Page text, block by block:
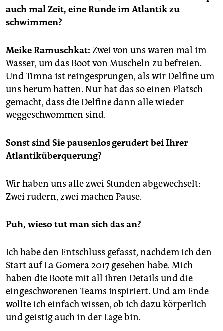
genossenschaft
epaper login
auch mal Zeit, eine Runde im Atlantik zu
schwimmen?
Meike Ramuschkat: Zwei von uns waren mal im
Wasser, um das Boot von Muscheln zu befreien.
Und Timna ist reingesprungen, als wir Delfine um
uns herum hatten. Nur hat das so einen Platsch
gemacht, dass die Delfine dann alle wieder
weggeschwommen sind.
Sonst sind Sie pausenlos gerudert bei Ihrer
Atlantiküberquerung?
Wir haben uns alle zwei Stunden abgewechselt:
Zwei rudern, zwei machen Pause.
Puh, wieso tut man sich das an?
Ich habe den Entschluss gefasst, nachdem ich den
Start auf La Gomera 2017 gesehen habe. Mich
haben die Boote mit all ihren Details und die
eingeschworenen Teams inspiriert. Und am Ende
wollte ich einfach wissen, ob ich dazu körperlich
und geistig auch in der Lage bin.